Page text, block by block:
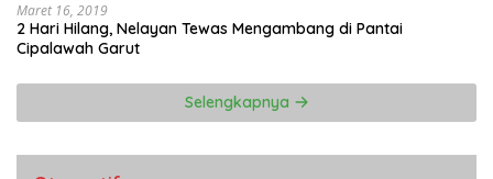
Maret 16, 2019
2 Hari Hilang, Nelayan Tewas Mengambang di Pantai
Cipalawah Garut
Selengkapnya